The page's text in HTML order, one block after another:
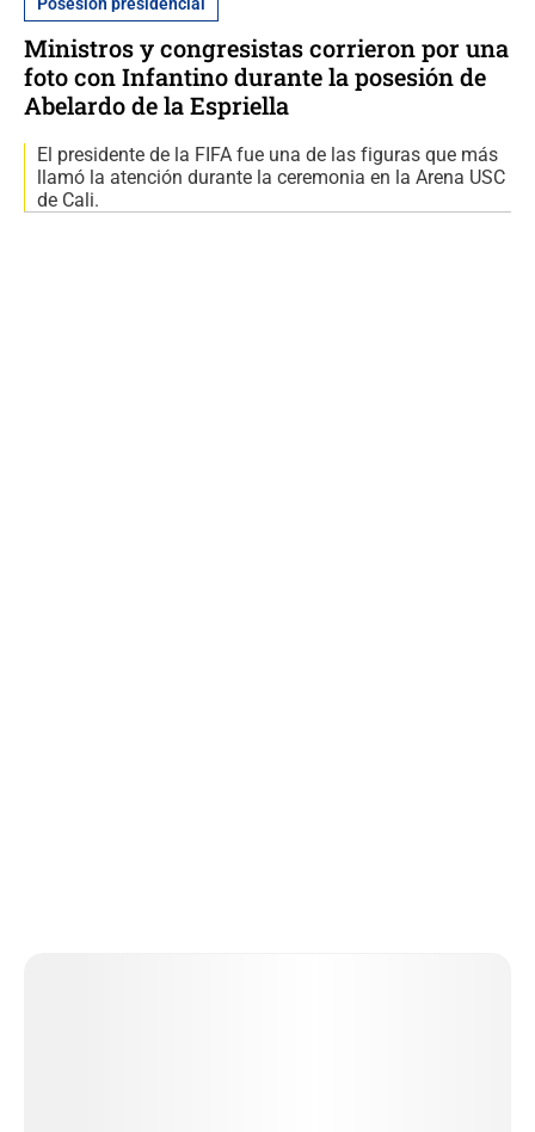
Posesión presidencial
Ministros y congresistas corrieron por una
foto con Infantino durante la posesión de
Abelardo de la Espriella
El presidente de la FIFA fue una de las figuras que más
llamó la atención durante la ceremonia en la Arena USC
de Cali.